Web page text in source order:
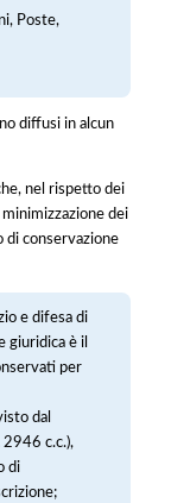
Poste,
diffusi in alcun
nel rispetto dei
dei
di conservazione
e difesa di
giuridica è il
per
dal
c.c.),
di